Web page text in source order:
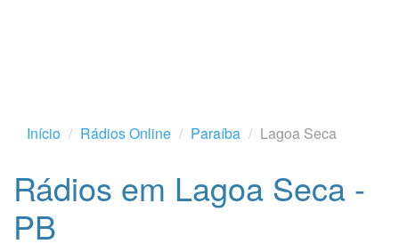
Início Rádios Online Paraíba Lagoa Seca
Rádios em Lagoa Seca -
PB